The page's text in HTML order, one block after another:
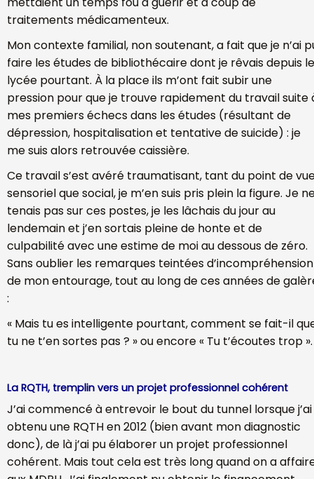
traitements médicamenteux.
Mon contexte familial, non soutenant, a fait que je n’ai
faire les études de bibliothécaire dont je rêvais depuis le
lycée pourtant. À la place ils m’ont fait subir une
pression pour que je trouve rapidement du travail suite
mes premiers échecs dans les études (résultant de
dépression, hospitalisation et tentative de suicide) : je
me suis alors retrouvée caissière.
Ce travail s’est avéré traumatisant, tant du point de
sensoriel que social, je m’en suis pris plein la figure. Je
tenais pas sur ces postes, je les lâchais du jour au
lendemain et j’en sortais pleine de honte et de
culpabilité avec une estime de moi au dessous de zéro.
Sans oublier les remarques teintées d’incompréhension
de mon entourage, tout au long de ces années de
:
« Mais tu es intelligente pourtant, comment se fait-il
tu ne t’en sortes pas ? » ou encore « Tu t’écoutes trop ».
La RQTH, tremplin vers un projet professionnel cohérent
J’ai commencé à entrevoir le bout du tunnel lorsque j’ai
obtenu une RQTH en 2012 (bien avant mon diagnostic
donc), de là j’ai pu élaborer un projet professionnel
cohérent. Mais tout cela est très long quand on a